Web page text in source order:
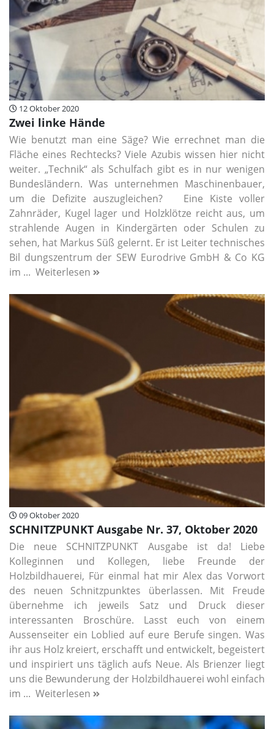
12 Oktober 2020
Zwei linke Hände
Wie benutzt man eine Säge? Wie errechnet man die
Fläche eines Rechtecks? Viele Azubis wissen hier nicht
weiter. „Technik“ als Schulfach gibt es in nur wenigen
Bundesländern. Was unternehmen Maschinenbauer,
um die Defizite auszugleichen? Eine Kiste voller
Zahnräder, Kugel­ lager und Holzklötze reicht aus, um
strahlende Augen in Kindergärten oder Schulen zu
sehen, hat Markus Süß gelernt. Er ist Leiter technisches
Bil­ dungszentrum der SEW­ Eurodrive GmbH & Co KG
im ... Weiterlesen
09 Oktober 2020
SCHNITZPUNKT Ausgabe Nr. 37, Oktober 2020
Die neue SCHNITZPUNKT Ausgabe ist da! Liebe
Kolleginnen und Kollegen, liebe Freunde der
Holzbildhauerei, Für einmal hat mir Alex das Vorwort
des neuen Schnitzpunktes überlassen. Mit Freude
übernehme ich jeweils Satz und Druck dieser
interessanten Broschüre. Lasst euch von einem
Aussenseiter ein Loblied auf eure Berufe singen. Was
ihr aus Holz kreiert, erschafft und entwickelt, begeistert
und inspiriert uns täglich aufs Neue. Als Brienzer liegt
uns die Bewunderung der Holzbildhauerei wohl einfach
im ... Weiterlesen